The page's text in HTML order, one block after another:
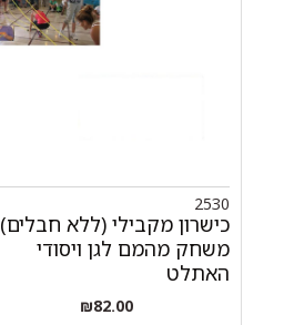
2530
כישרון מקבילי (ללא חבלים)
משחק מהמם לגן ויסודי
האתלט
₪82.00